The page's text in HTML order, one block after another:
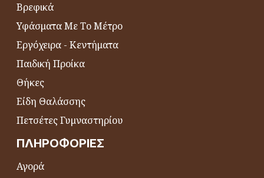
Βρεφικά
Υφάσματα Με Το Μέτρο
Εργόχειρα - Κεντήματα
Παιδική Προίκα
Θήκες
Είδη Θαλάσσης
Πετσέτες Γυμναστηρίου
ΠΛΗΡΟΦΟΡΊΕΣ
Αγορά